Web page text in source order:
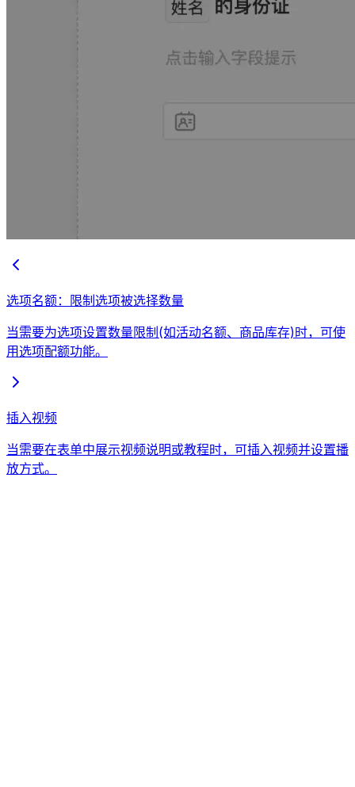
选项名额：限制选项被选择数量
当需要为选项设置数量限制(如活动名额、商品库存)时，可使
用选项配额功能。
插入视频
当需要在表单中展示视频说明或教程时，可插入视频并设置播
放方式。